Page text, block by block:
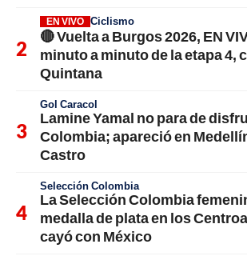
EN VIVO Ciclismo
🔴 Vuelta a Burgos 2026, EN
minuto a minuto de la etapa 4,
Quintana
Gol Caracol
Lamine Yamal no para de
Colombia; apareció en
Castro
Selección Colombia
La Selección Colombia
medalla de plata en los
cayó con México